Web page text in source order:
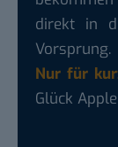
direkt in
Vorsprung.
Nur für
Glück